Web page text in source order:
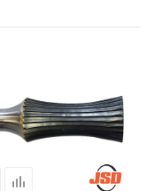
хвостовика,